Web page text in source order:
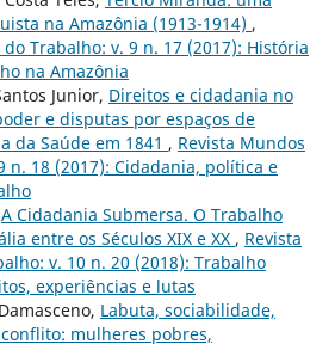
na Amazônia (1913-1914) ,
Trabalho: v. 9 n. 17 (2017): História
na Amazônia
Junior, Direitos e cidadania no
e disputas por espaços de
da Saúde em 1841 , Revista Mundos
n. 18 (2017): Cidadania, política e
A Cidadania Submersa. O Trabalho
entre os Séculos XIX e XX , Revista
v. 10 n. 20 (2018): Trabalho
experiências e lutas
Labuta, sociabilidade,
mulheres pobres,